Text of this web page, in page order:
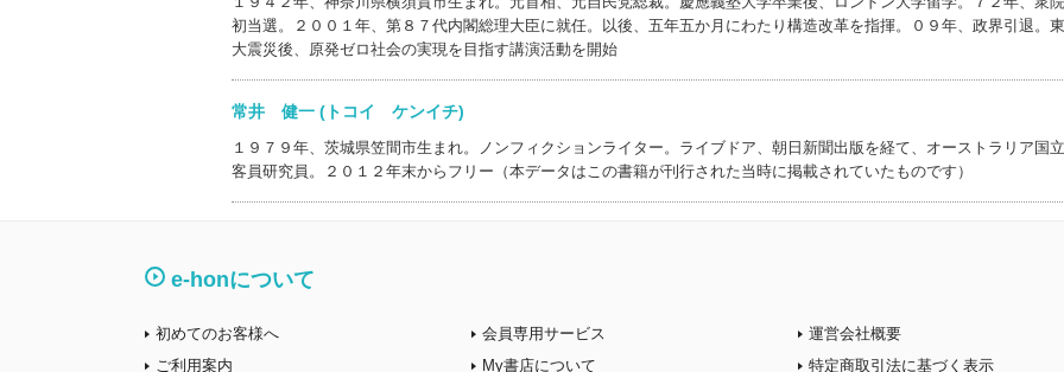
初当選。２００１年、第８７代内閣総理大臣に就任。以後、五年五か月にわたり構造改革を指揮。０９年、政界引退。
大震災後、原発ゼロ社会の実現を目指す講演活動を開始
常井 健一 (トコイ ケンイチ)
１９７９年、茨城県笠間市生まれ。ノンフィクションライター。ライブドア、朝日新聞出版を経て、オーストラリア国
客員研究員。２０１２年末からフリー（本データはこの書籍が刊行された当時に掲載されていたものです）
e-honについて
初めてのお客様へ
ご利用案内
会員専用サービス
My書店について
運営会社概要
特定商取引法に基づく表示